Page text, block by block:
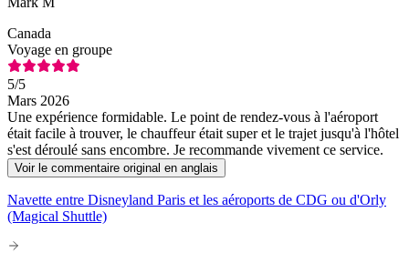
Canada
Voyage en groupe
5/5
Mars 2026
Une expérience formidable. Le point de rendez-vous à l'aéroport
était facile à trouver, le chauffeur était super et le trajet jusqu'à l'hôtel
s'est déroulé sans encombre. Je recommande vivement ce service.
Voir le commentaire original en anglais
Navette entre Disneyland Paris et les aéroports de CDG ou d'Orly
(Magical Shuttle)